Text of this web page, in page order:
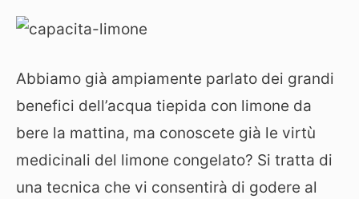
Abbiamo già ampiamente parlato dei grandi
benefici dell’acqua tiepida con limone da
bere la mattina, ma conoscete già le virtù
medicinali del limone congelato? Si tratta di
una tecnica che vi consentirà di godere al